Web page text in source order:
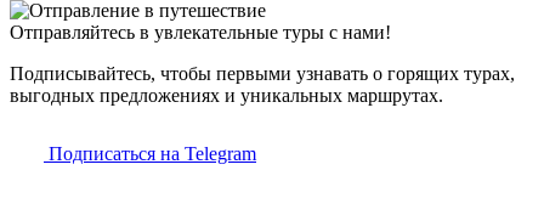
Отправляйтесь в увлекательные туры с нами!
Подписывайтесь, чтобы первыми узнавать о горящих турах,
выгодных предложениях и уникальных маршрутах.
Подписаться на Telegram